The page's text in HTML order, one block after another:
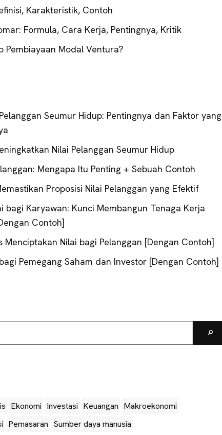
Karakteristik, Contoh
Formula, Cara Kerja, Pentingnya, Kritik
Pembiayaan Modal Ventura?
Seumur Hidup: Pentingnya dan Faktor yang
Nilai Pelanggan Seumur Hidup
Mengapa Itu Penting + Sebuah Contoh
Proposisi Nilai Pelanggan yang Efektif
bagi Karyawan: Kunci Membangun Tenaga Kerja
Contoh]
Menciptakan Nilai bagi Pelanggan [Dengan Contoh]
Pemegang Saham dan Investor [Dengan Contoh]
Ekonomi Investasi Keuangan Makroekonomi
Pemasaran Sumber daya manusia